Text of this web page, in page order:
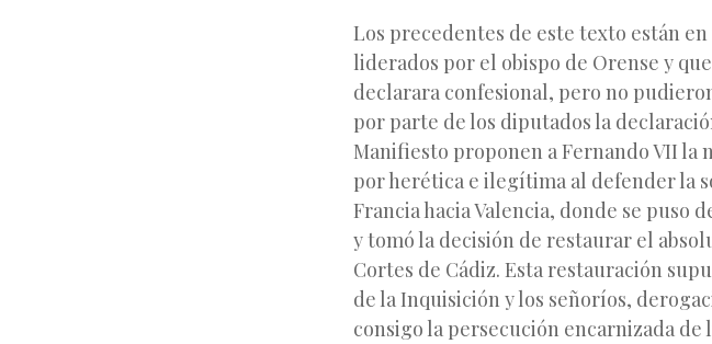
Los precedentes de este texto están
liderados por el obispo de Orense y
declarara confesional, pero no
por parte de los diputados la
Manifiesto proponen a Fernando VII la
por herética e ilegítima al defender la
Francia hacia Valencia, donde se puso
y tomó la decisión de restaurar el
Cortes de Cádiz. Esta restauración
de la Inquisición y los señoríos,
consigo la persecución encarnizada